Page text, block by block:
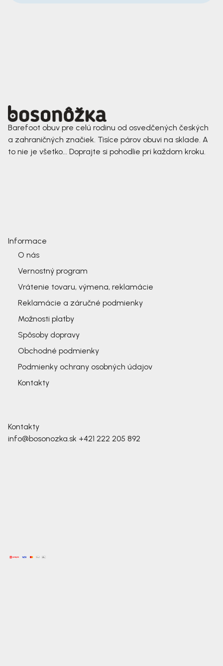
Barefoot obuv pre celú rodinu od osvedčených českých
a zahraničných značiek. Tisíce párov obuvi na sklade. A
to nie je všetko... Doprajte si pohodlie pri každom kroku.
Informace
O nás
Vernostný program
Vrátenie tovaru, výmena, reklamácie
Reklamácie a záručné podmienky
Možnosti platby
Spôsoby dopravy
Obchodné podmienky
Podmienky ochrany osobných údajov
Kontakty
Kontakty
info@bosonozka.sk +421 222 205 892